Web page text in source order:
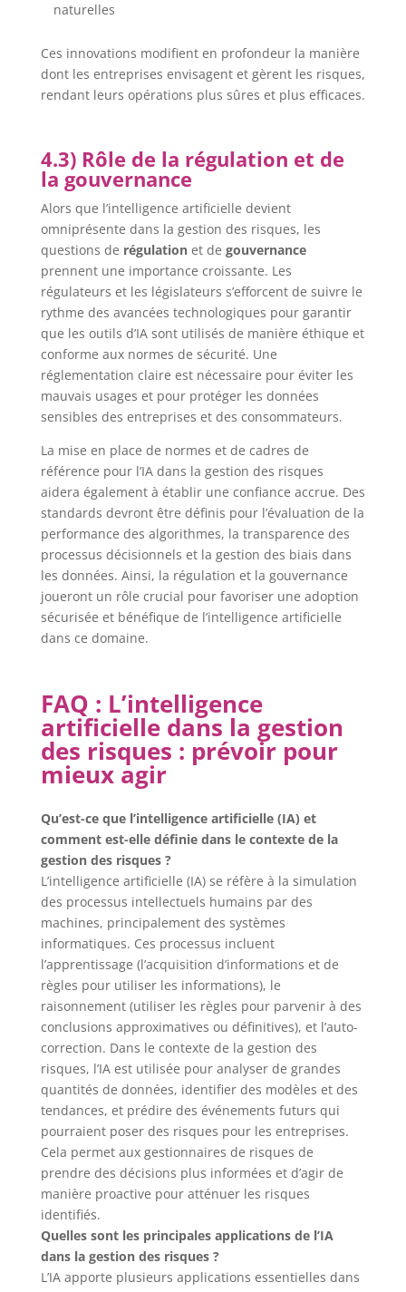
naturelles
Ces innovations modifient en profondeur la manière
dont les entreprises envisagent et gèrent les risques,
rendant leurs opérations plus sûres et plus efficaces.
4.3) Rôle de la régulation et de
la gouvernance
Alors que l’intelligence artificielle devient
omniprésente dans la gestion des risques, les
questions de régulationet de gouvernance
prennent une importance croissante. Les
régulateurs et les législateurs s’efforcent de suivre le
rythme des avancées technologiques pour garantir
que les outils d’IA sont utilisés de manière éthique et
conforme aux normes de sécurité. Une
réglementation claire est nécessaire pour éviter les
mauvais usages et pour protéger les données
sensibles des entreprises et des consommateurs.
La mise en place de normes et de cadres de
référence pour l’IA dans la gestion des risques
aidera également à établir une confiance accrue. Des
standards devront être définis pour l’évaluation de la
performance des algorithmes, la transparence des
processus décisionnels et la gestion des biais dans
les données. Ainsi, la régulation et la gouvernance
joueront un rôle crucial pour favoriser une adoption
sécurisée et bénéfique de l’intelligence artificielle
dans ce domaine.
FAQ : L’intelligence
artificielle dans la gestion
des risques : prévoir pour
mieux agir
Qu’est-ce que l’intelligence artificielle (IA) et
comment est-elle définie dans le contexte de la
gestion des risques ?
L’intelligence artificielle (IA) se réfère à la simulation
des processus intellectuels humains par des
machines, principalement des systèmes
informatiques. Ces processus incluent
l’apprentissage (l’acquisition d’informations et de
règles pour utiliser les informations), le
raisonnement (utiliser les règles pour parvenir à des
conclusions approximatives ou définitives), et l’auto-
correction. Dans le contexte de la gestion des
risques, l’IA est utilisée pour analyser de grandes
quantités de données, identifier des modèles et des
tendances, et prédire des événements futurs qui
pourraient poser des risques pour les entreprises.
Cela permet aux gestionnaires de risques de
prendre des décisions plus informées et d’agir de
manière proactive pour atténuer les risques
identifiés.
Quelles sont les principales applications de l’IA
dans la gestion des risques ?
L’IA apporte plusieurs applications essentielles dans